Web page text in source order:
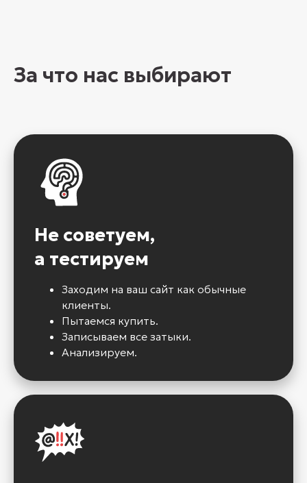
За что нас выбирают
Не советуем,
а тестируем
Заходим на ваш сайт как обычные
клиенты.
Пытаемся купить.
Записываем все затыки.
Анализируем.